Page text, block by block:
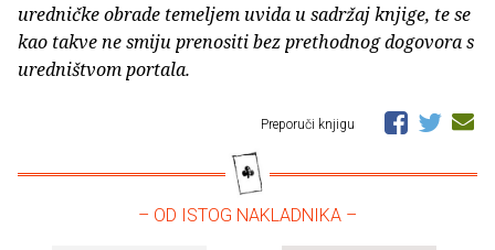
uredničke obrade temeljem uvida u sadržaj knjige, te se
kao takve ne smiju prenositi bez prethodnog dogovora s
uredništvom portala.
Preporuči knjigu
– OD ISTOG NAKLADNIKA –